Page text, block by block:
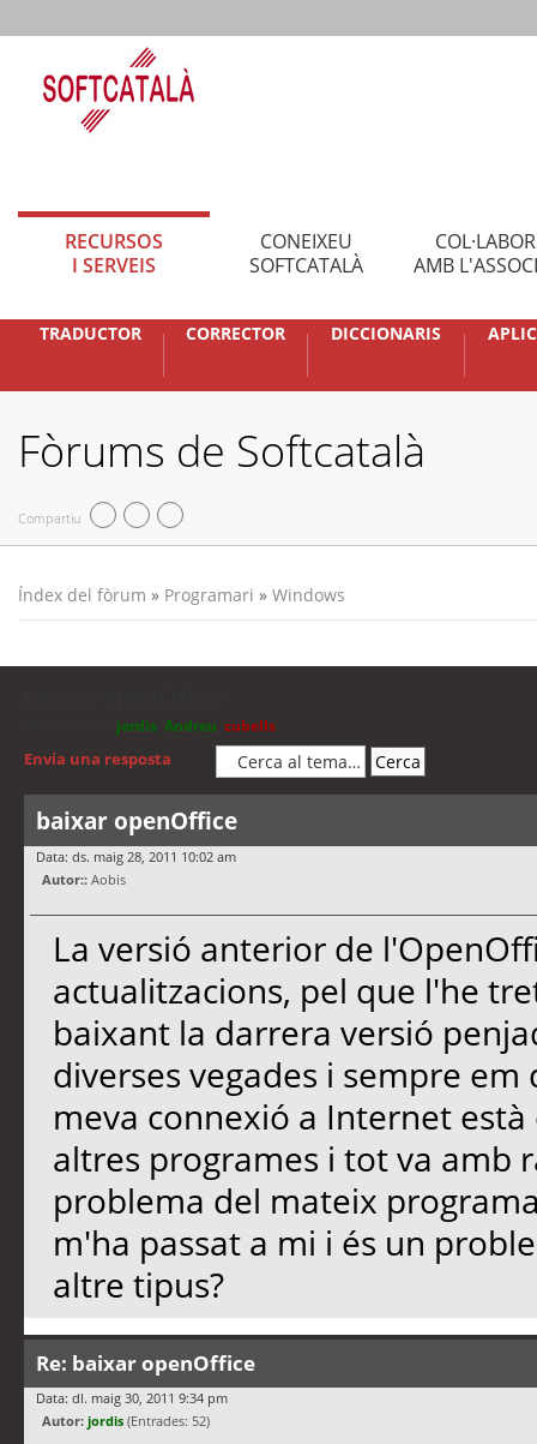
RECURSOS
I SERVEIS
CONEIXEU
SOFTCATALÀ
AMB
TRADUCTOR CORRECTOR DICCIONARIS
Fòrums de Softcatalà
Compartiu
Índex del fòrum » Programari » Windows
jordis Andreu cubells
Envia una resposta
baixar openOffice
Data: ds. maig 28, 2011 10:02 am
Autor:: Aobis
La versió anterior de
actualitzacions, pel que l'he
baixant la darrera versió
diverses vegades i sempre
meva connexió a Internet
altres programes i tot va amb
problema del mateix
m'ha passat a mi i és un
altre tipus?
Re: baixar openOffice
Data: dl. maig 30, 2011 9:34 pm
Autor: jordis (Entrades: 52)